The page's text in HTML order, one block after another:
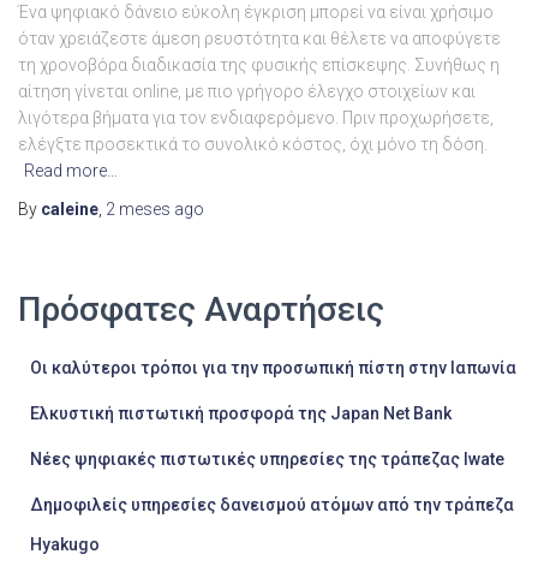
Ένα ψηφιακό δάνειο εύκολη έγκριση μπορεί να είναι χρήσιμο
όταν χρειάζεστε άμεση ρευστότητα και θέλετε να αποφύγετε
τη χρονοβόρα διαδικασία της φυσικής επίσκεψης. Συνήθως η
αίτηση γίνεται online, με πιο γρήγορο έλεγχο στοιχείων και
λιγότερα βήματα για τον ενδιαφερόμενο. Πριν προχωρήσετε,
ελέγξτε προσεκτικά το συνολικό κόστος, όχι μόνο τη δόση.
Read more…
By caleine 2 meses ago
Πρόσφατες Αναρτήσεις
Οι καλύτεροι τρόποι για την προσωπική πίστη στην Ιαπωνία
Ελκυστική πιστωτική προσφορά της Japan Net Bank
Νέες ψηφιακές πιστωτικές υπηρεσίες της τράπεζας Iwate
Δημοφιλείς υπηρεσίες δανεισμού ατόμων από την τράπεζα
Hyakugo